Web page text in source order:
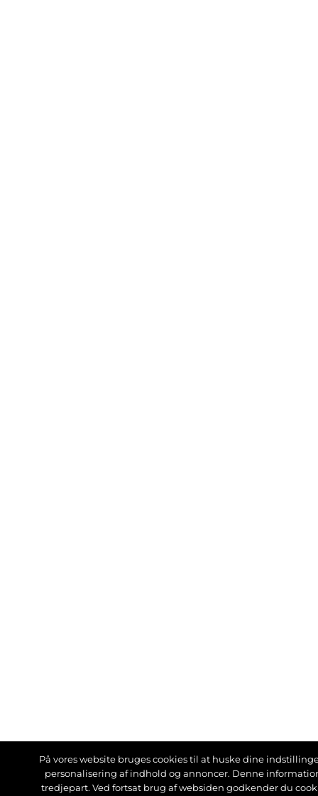
På vores website bruges cookies til at huske dine
personalisering af indhold og annoncer. Denne
tredjepart. Ved fortsat brug af websiden godkender du